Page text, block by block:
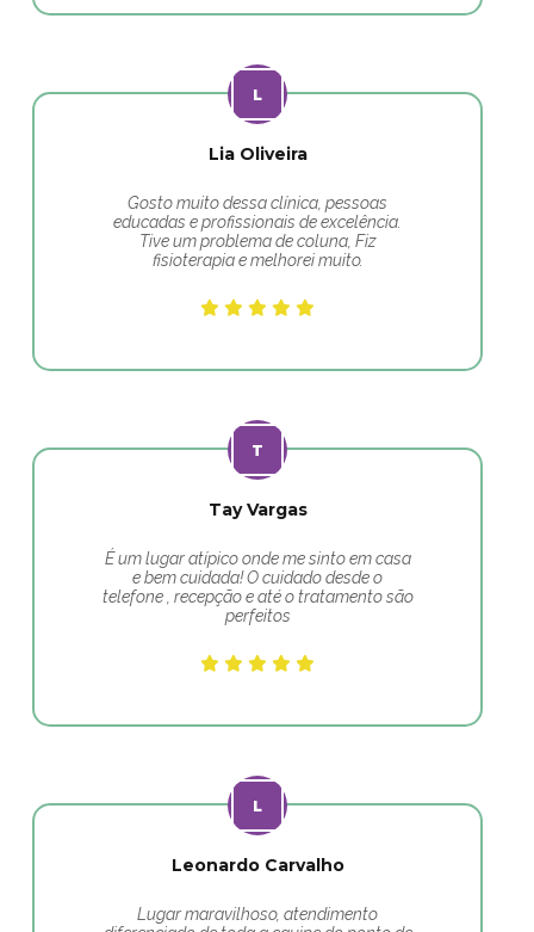
Lia Oliveira
Gosto muito dessa clínica, pessoas
educadas e profissionais de excelência.
Tive um problema de coluna, Fiz
fisioterapia e melhorei muito.
Tay Vargas
É um lugar atípico onde me sinto em casa
e bem cuidada! O cuidado desde o
telefone , recepção e até o tratamento são
perfeitos
Leonardo Carvalho
Lugar maravilhoso, atendimento